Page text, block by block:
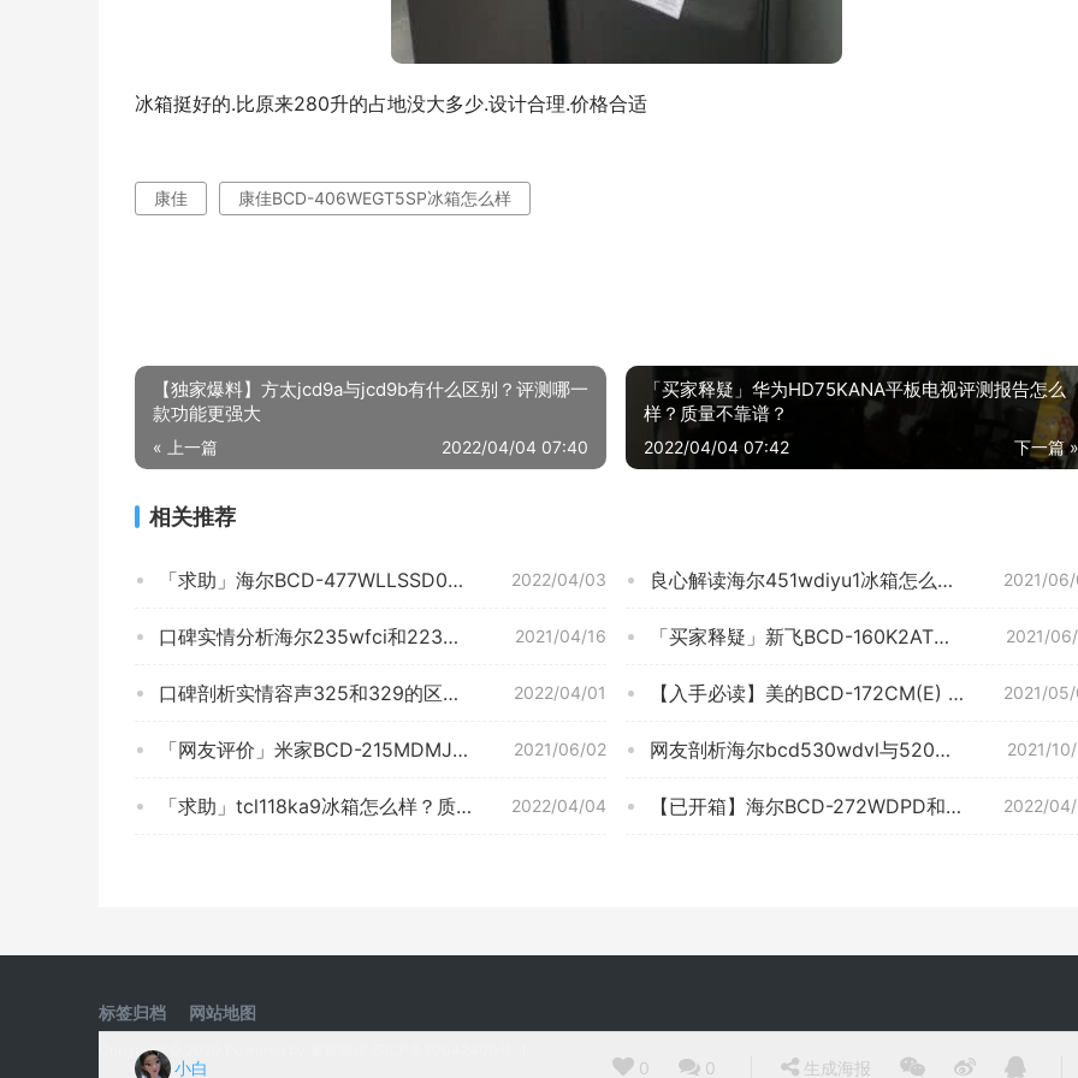
冰箱挺好的.比原来280升的占地没大多少.设计合理.价格合适
康佳 康佳BCD-406WEGT5SP冰箱怎么样
小白 0 0 生成海报
【独家爆料】方太jcd9a与jcd9b有什么区别？评测哪一
款功能更强大
« 上一篇 2022/04/04 07:40
「买家释疑」华为HD75KANA平板电视评测报告怎么
样？质量不靠谱？
下一篇 »
2022/04/04 07:42
相关推荐
2022/04/03
「求助」海尔BCD-477WLLSSD0S9U1是单循环还是双循环？质量真的差吗 2021/
良心解读海尔451wdiyu1冰箱怎么样？质量真的差吗
2021/04/16
口碑实情分析海尔235wfci和223wdpT那个好？评测哪一款功能更强大 2021/
「买家释疑」新飞BCD-160K2AT冰箱怎么样的质量，评测为什么这样？
2022/04/01
口碑剖析实情容声325和329的区别？哪个更合适 2021/
【入手必读】美的BCD-172CM(E) 测评结果不看后悔，冰箱图文爆料质量怎么样？小白必看！
2021/06/02
「网友评价」米家BCD-215MDMJ05冰箱怎么样的质量，评测为什么这样？ 2021/
网友剖析海尔bcd530wdvl与520wdpd相比？评测哪一款功能更强大
2022/04/04
「求助」tcl118ka9冰箱怎么样？质量真的差吗 2022/
【已开箱】海尔BCD-272WDPD和BCD-272WDCI有什么区别？评测比较哪款好
标签归档 网站地图
Copyright © 2020 Powered by